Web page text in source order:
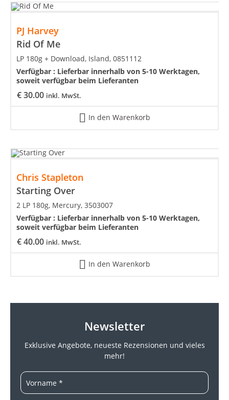
PJ Harvey
Rid Of Me
€30.00 inkl. MwSt.
LP 180g + Download, Island, 0851112
Verfügbar : Lieferbar innerhalb von 5-10 Werktagen,
soweit verfügbar beim Lieferanten
In den Warenkorb
Chris Stapleton
Starting Over
€40.00 inkl. MwSt.
2 LP 180g, Mercury, 3503007
Verfügbar : Lieferbar innerhalb von 5-10 Werktagen,
soweit verfügbar beim Lieferanten
In den Warenkorb
Newsletter
Exklusive Angebote, neueste Rezensionen und vieles
mehr!